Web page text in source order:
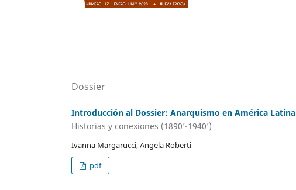
Dossier
Introducción al Dossier: Anarquismo en América Latina
Historias y conexiones (1890’-1940’)
Ivanna Margarucci, Angela Roberti
pdf